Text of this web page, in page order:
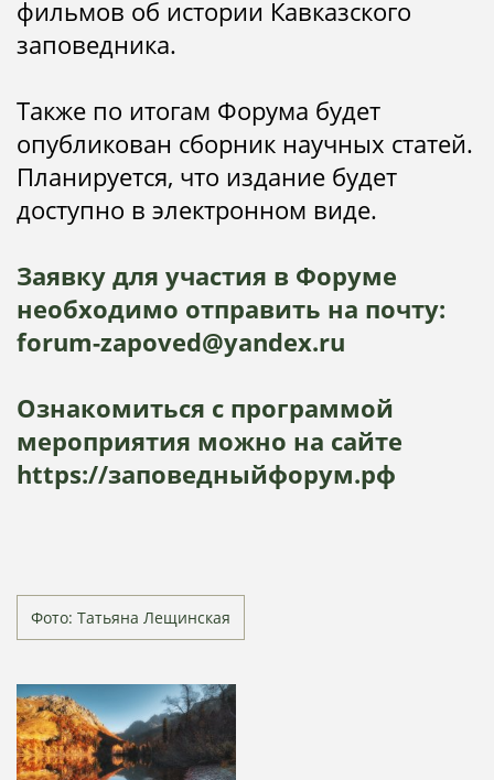
фильмов об истории Кавказского
заповедника.
Также по итогам Форума будет
опубликован сборник научных статей.
Планируется, что издание будет
доступно в электронном виде.
Заявку для участия в Форуме
необходимо отправить на почту:
forum-zapoved@yandex.ru
Ознакомиться с программой
мероприятия можно на сайте
https://заповедныйфорум.рф
Фото: Татьяна Лещинская